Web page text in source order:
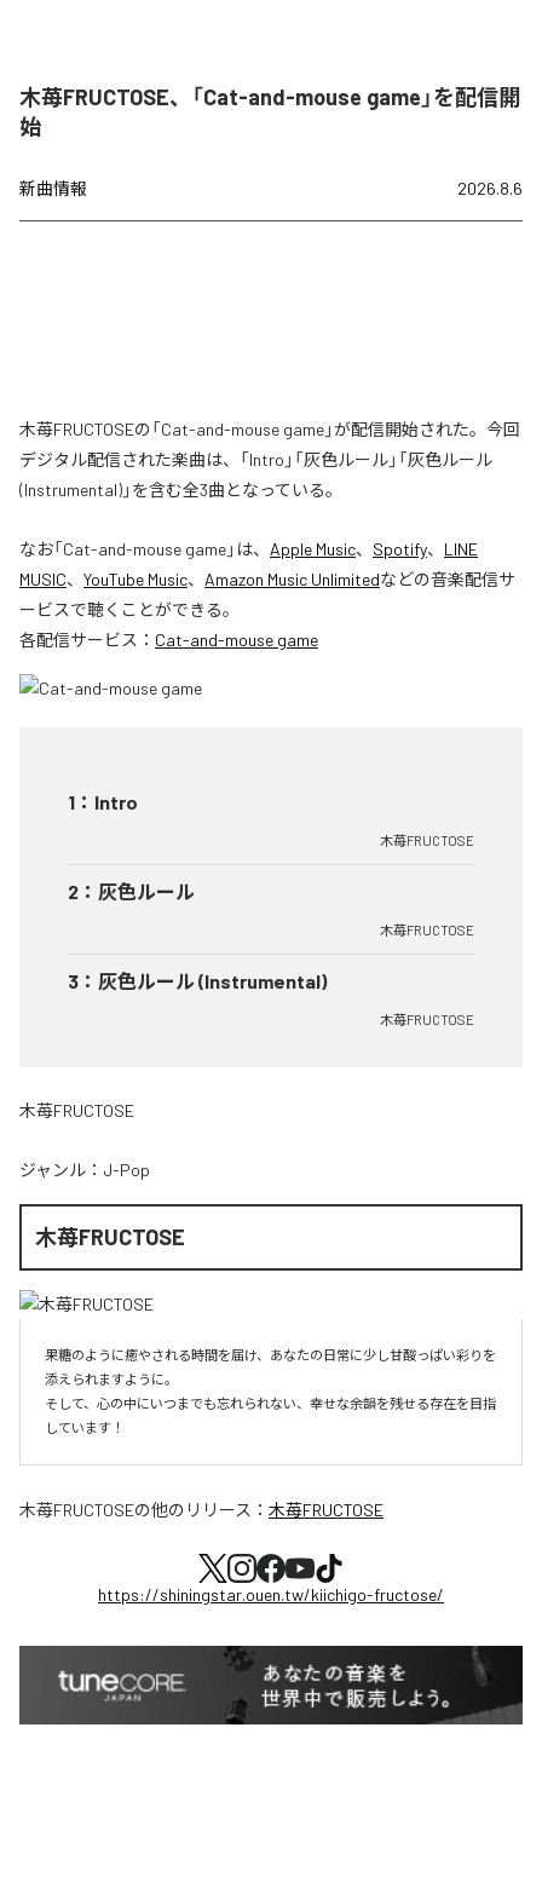
木苺FRUCTOSE、「Cat-and-mouse game」を配信開
始
新曲情報 2026.8.6
木苺FRUCTOSEの「Cat-and-mouse game」が配信開始された。今回
デジタル配信された楽曲は、「Intro」「灰色ルール」「灰色ルール
(Instrumental)」を含む全3曲となっている。
なお「Cat-and-mouse game」は、 Apple Music、 Spotify、 LINE
MUSIC、 YouTube Music、 Amazon Music Unlimitedなどの音楽配信サ
ービスで聴くことができる。
各配信サービス： Cat-and-mouse game
1 ： Intro
木苺FRUCTOSE
2 ： 灰色ルール
木苺FRUCTOSE
3 ： 灰色ルール (Instrumental)
木苺FRUCTOSE
木苺FRUCTOSE
ジャンル： J-Pop
木苺FRUCTOSE
果糖のように癒やされる時間を届け、あなたの日常に少し甘酸っぱい彩りを
添えられますように。
そして、心の中にいつまでも忘れられない、幸せな余韻を残せる存在を目指
しています！
木苺FRUCTOSEの他のリリース： 木苺FRUCTOSE
https://shiningstar.ouen.tw/kiichigo-fructose/